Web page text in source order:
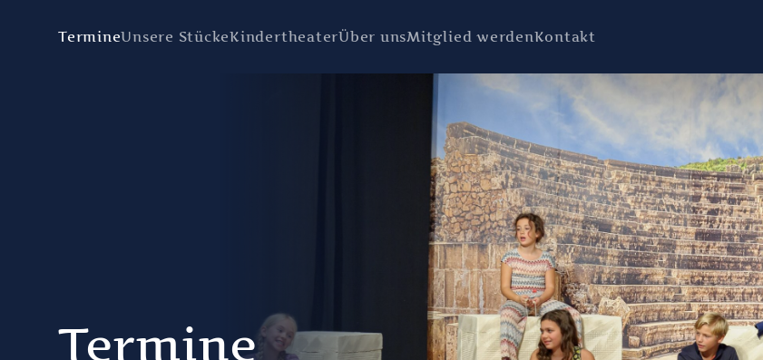
TermineUnsere StückeKindertheaterÜber unsMitglied werdenKontakt
Termine